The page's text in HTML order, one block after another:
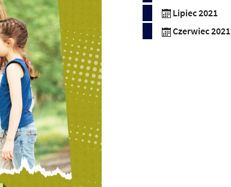
Lipiec 2021
Czerwiec 2021